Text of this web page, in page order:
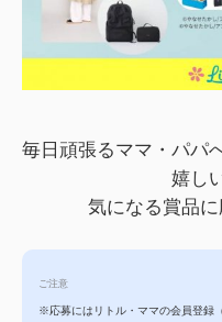
毎日頑張るママ・パパ
嬉し
気になる賞品に
ご注意
※応募にはリトル・ママの会員登録